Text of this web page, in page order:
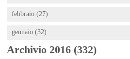
febbraio (27)
gennaio (32)
Archivio 2016 (332)